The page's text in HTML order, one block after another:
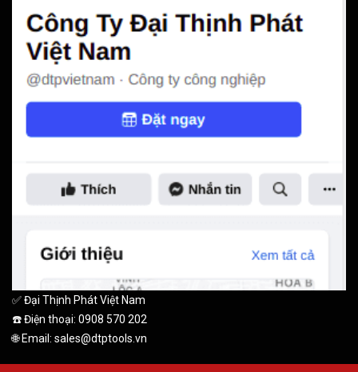
✅ Đại Thịnh Phát Việt Nam
☎️ Điện thoại: 0908 570 202
🌐 Email: sales@dtptools.vn